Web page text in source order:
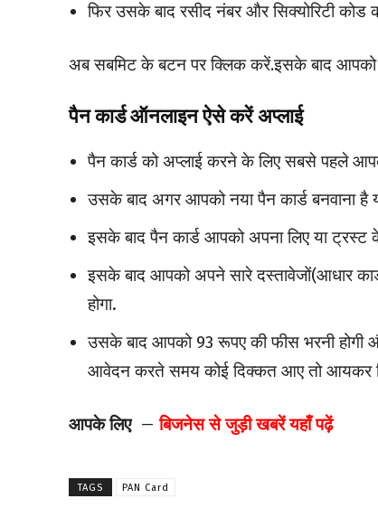
फिर उसके बाद रसीद नंबर और सिक्योरिटी कोड
अब सबमिट के बटन पर क्लिक करें.इसके बाद आपको
पैन कार्ड ऑनलाइन ऐसे करें अप्लाई
पैन कार्ड को अप्लाई करने के लिए सबसे पहले
उसके बाद अगर आपको नया पैन कार्ड बनवाना है
इसके बाद पैन कार्ड आपको अपना लिए या ट्रस्ट
इसके बाद आपको अपने सारे दस्तावेजों(आधार
होगा.
उसके बाद आपको 93 रूपए की फीस भरनी होगी
आवेदन करते समय कोई दिक्कत आए तो आयकर
आपके लिए –बिजनेस से जुड़ी खबरें यहाँ पढ़ें
TAGS PAN Card